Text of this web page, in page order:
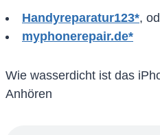
Handyreparatur123*,
myphonerepair.de*
Wie wasserdicht ist das
Anhören